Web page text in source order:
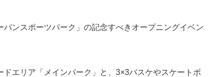
ンスポーツパーク」の記念すべきオープニングイベン
エリア「メインパーク」と、3×3バスケやスケートボ